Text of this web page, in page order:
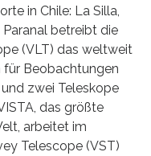
in Chile: La Silla,
betreibt die
(VLT) das weltweit
Beobachtungen
zwei Teleskope
das größte
arbeitet im
Telescope (VST)